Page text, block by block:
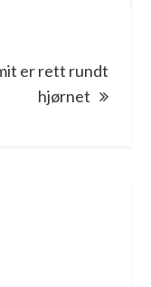
er rett rundt
hjørnet